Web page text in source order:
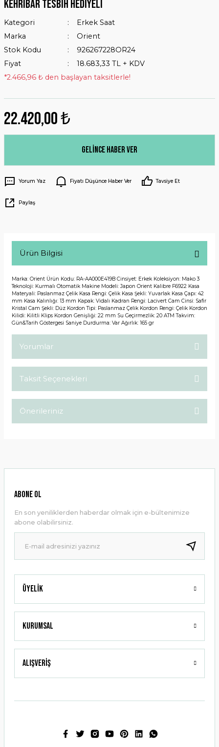
KEHRİBAR TESBİH HEDİYELİ
Kategori
Erkek Saat
Marka
Orient
Stok Kodu
926267228OR24
Fiyat
18.683,33 TL + KDV
*2.466,96 ₺ den başlayan taksitlerle!
22.420,00 ₺
Gelince Haber Ver
Yorum Yaz Fiyatı Düşünce Haber Ver Tavsiye Et
Paylaş
Ürün Bilgisi
Marka: Orient Ürün Kodu: RA-AA000E419B Cinsiyet: Erkek Koleksiyon: Mako 3
Teknoloji: Kurmalı Otomatik Makine Modeli: Japon Orient Kalibre F6922 Kasa
Materyali: Paslanmaz Çelik Kasa Rengi: Çelik Kasa Şekli: Yuvarlak Kasa Çapı: 42
mm Kasa Kalınlığı: 13 mm Kapak: Vidalı Kadran Rengi: Lacivert Cam Cinsi: Safir
Kristal Cam Şekli: Düz Kordon Tipi: Paslanmaz Çelik Kordon Rengi: Çelik Kordon
Kilidi: Kilitli Klips Kordon Genişliği: 22 mm Su Geçirmezlik: 20 ATM Takvim:
Gün&Tarih Göstergesi Saniye Durdurma: Var Ağırlık: 165 gr
Yorumlar
Taksit Seçenekleri
Önerileriniz
Ürün resmi kalitesiz, bozuk veya görüntülenemiyor.
Ürün bilgilerinde hatalar bulunuyor.
Ürün fiyatı diğer sitelerden daha pahalı.
Bu ürüne benzer farklı alternatifler olmalı.
Gönder
Üyelik
Kurumsal
Alışveriş
ABONE OL
En son yeniliklerden haberdar olmak için e-bültenimize
abone olabilirsiniz.